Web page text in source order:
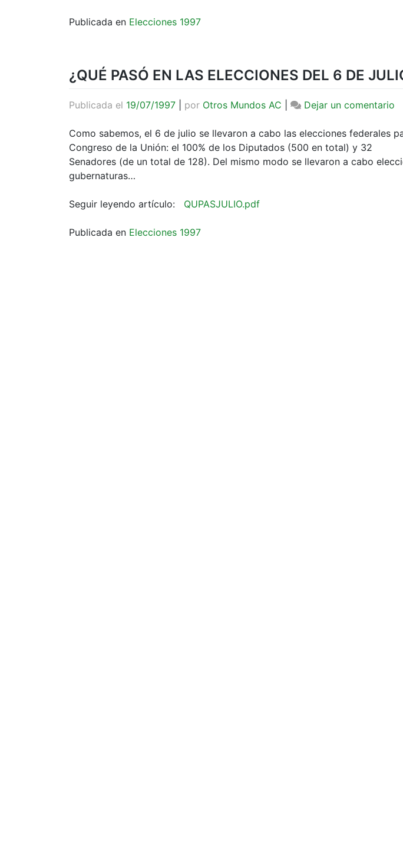
Publicada en Elecciones 1997
¿QUÉ PASÓ EN LAS ELECCIONES DEL 6 DE
Publicada el 19/07/1997 por Otros Mundos AC Dejar un comentario
Como sabemos, el 6 de julio se llevaron a cabo las elecciones federales
Congreso de la Unión: el 100% de los Diputados (500 en total) y 32
Senadores (de un total de 128). Del mismo modo se llevaron a cabo
gubernaturas…
Seguir leyendo artículo: QUPASJULIO.pdf
Publicada en Elecciones 1997